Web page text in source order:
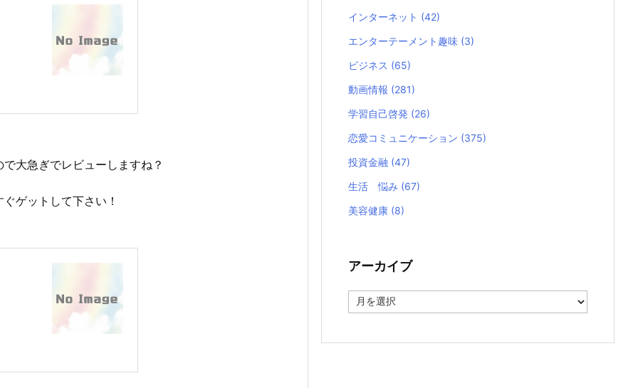
大急ぎでレビューしますね？
ゲットして下さい！
インターネット (42)
エンターテーメント趣味 (3)
ビジネス (65)
動画情報 (281)
学習自己啓発 (26)
恋愛コミュニケーション (375)
投資金融 (47)
生活 悩み (67)
美容健康 (8)
アーカイブ
ー